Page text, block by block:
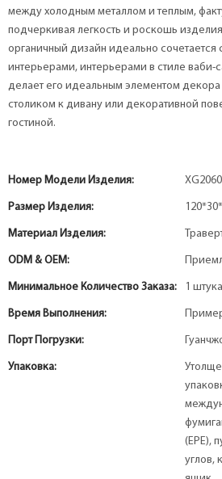
между холодным металлом и теплым,
подчеркивая легкость и роскошь
органичный дизайн идеально
интерьерами, интерьерами в стиле ваби-
делает его идеальным элементом
столиком к дивану или декоративной
гостиной.
Номер Модели Изделия: XG2060
Размер Изделия:
Материал Изделия:
ODM & OEM:
Минимальное Количество Заказа: 1 штука
Время Выполнения:
Порт Погрузки:
Упаковка:
(EPE),
углов,